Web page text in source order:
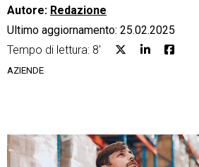
CRM
Fatturazione
Autore: Redazione
Ultimo aggiornamento: 25.02.2025
Tempo di lettura: 8'
AZIENDE